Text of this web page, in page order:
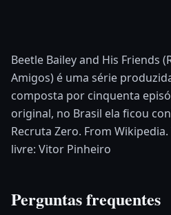
Beetle Bailey and His Friends
Amigos) é uma série
composta por cinquenta
original, no Brasil ela ficou
Recruta Zero. From
livre: Vitor Pinheiro
Perguntas frequentes